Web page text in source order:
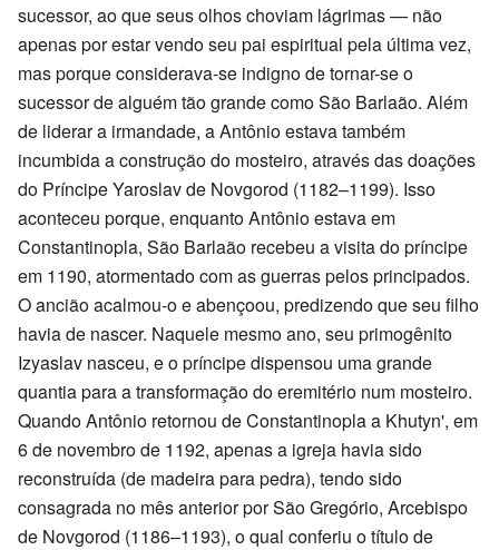
sucessor, ao que seus olhos choviam lágrimas — não
apenas por estar vendo seu pai espiritual pela última vez,
mas porque considerava-se indigno de tornar-se o
sucessor de alguém tão grande como São Barlaão. Além
de liderar a irmandade, a Antônio estava também
incumbida a construção do mosteiro, através das doações
do Príncipe Yaroslav de Novgorod (1182–1199). Isso
aconteceu porque, enquanto Antônio estava em
Constantinopla, São Barlaão recebeu a visita do príncipe
em 1190, atormentado com as guerras pelos principados.
O ancião acalmou-o e abençoou, predizendo que seu filho
havia de nascer. Naquele mesmo ano, seu primogênito
Izyaslav nasceu, e o príncipe dispensou uma grande
quantia para a transformação do eremitério num mosteiro.
Quando Antônio retornou de Constantinopla a Khutyn', em
6 de novembro de 1192, apenas a igreja havia sido
reconstruída (de madeira para pedra), tendo sido
consagrada no mês anterior por São Gregório, Arcebispo
de Novgorod (1186–1193), o qual conferiu o título de